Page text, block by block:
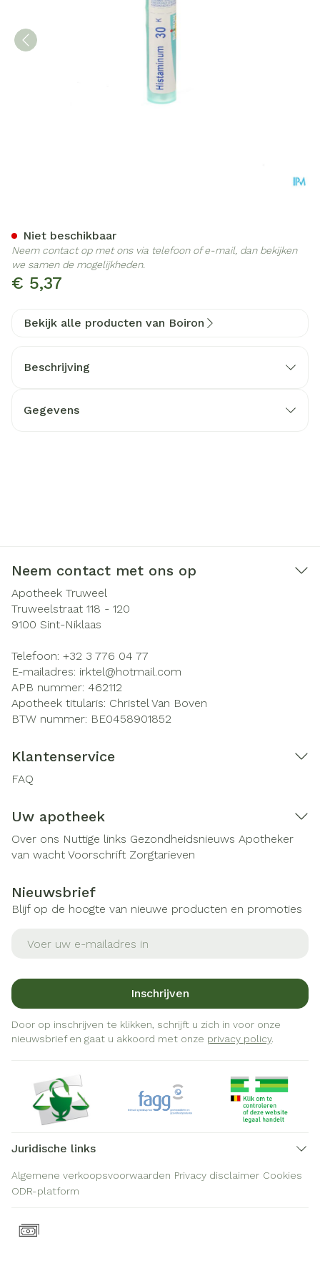
€ 5,37
Niet beschikbaar
Neem contact op met ons via telefoon of e-mail, dan bekijken
we samen de mogelijkheden.
Bekijk alle producten van Boiron
Beschrijving
Gegevens
Neem contact met ons op
Apotheek Truweel
Truweelstraat 118 - 120
9100 Sint-Niklaas
Telefoon: +32 3 776 04 77
E-mailadres: irktel@hotmail.com
APB nummer: 462112
Apotheek titularis: Christel Van Boven
BTW nummer: BE0458901852
Klantenservice
FAQ
Uw apotheek
Over ons Nuttige links Gezondheidsnieuws Apotheker
van wacht Voorschrift Zorgtarieven
Nieuwsbrief
Blijf op de hoogte van nieuwe producten en promoties
Inschrijven
Door op inschrijven te klikken, schrijft u zich in voor onze
nieuwsbrief en gaat u akkoord met onze privacy policy.
Juridische links
Algemene verkoopsvoorwaarden Privacy disclaimer Cookies
ODR-platform